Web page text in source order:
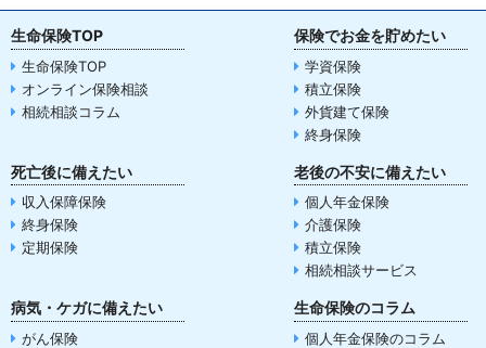
生命保険TOP
生命保険TOP
オンライン保険相談
相続相談コラム
保険でお金を貯めたい
学資保険
積立保険
外貨建て保険
終身保険
死亡後に備えたい
収入保障保険
終身保険
定期保険
老後の不安に備えたい
個人年金保険
介護保険
積立保険
相続相談サービス
病気・ケガに備えたい
がん保険
生命保険のコラム
個人年金保険のコラム